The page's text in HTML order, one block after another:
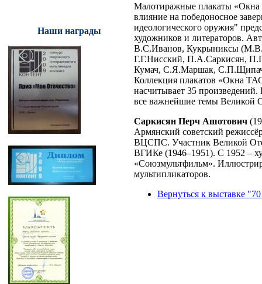
Наши награды
Малотиражные плакаты «Окна
влияние на победоносное
идеологического оружия"
художников и литераторов.
В.С.Иванов, Кукрыниксы
Г.Г.Нисский, П.А.Саркисян,
Кумач, С.Я.Маршак,
Коллекция плакатов «Окна
насчитывает 35
все важнейшие темы Великой
Саркисян Перч Ашотович
Армянский советский
ВЦСПС. Участник Великой
ВГИКе (1946–1951). С 1952 –
«Союзмультфильм».
мультипликаторов.
Вернуться к выставке